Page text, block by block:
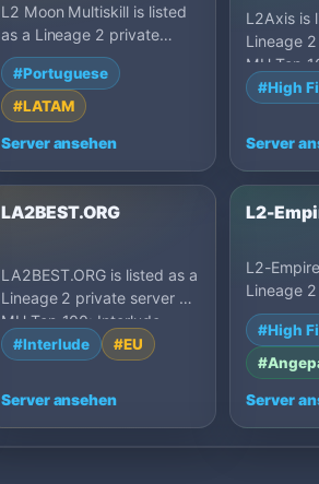
L2 Moon Multiskill is listed
as a Lineage 2 private
server on MU Top 100: C6,
Brazil.
#Portuguese
#LATAM
Server ansehen
L2Axis is
Lineage
MU Top
Germany.
#High
Server
LA2BEST.ORG
LA2BEST.ORG is listed as a
Lineage 2 private server on
MU Top 100: Interlude,
Germany.
#Interlude #EU
Server ansehen
L2-
L2-
Lineage
MU Top
#High
Server